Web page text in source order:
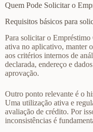
Quem Pode Solicitar o
Requisitos básicos para
Para solicitar o Empréstimo
ativa no aplicativo, manter
aos critérios internos de
declarada, endereço e
aprovação.
Outro ponto relevante é o
Uma utilização ativa e
avaliação de crédito. Por
inconsistências é